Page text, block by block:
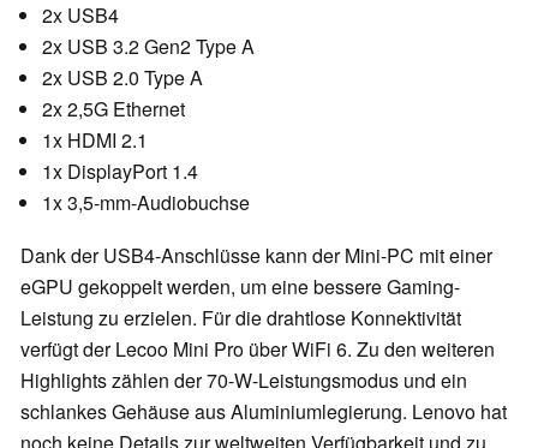
2x USB4
2x USB 3.2 Gen2 Type A
2x USB 2.0 Type A
2x 2,5G Ethernet
1x HDMI 2.1
1x DisplayPort 1.4
1x 3,5-mm-Audiobuchse
Dank der USB4-Anschlüsse kann der Mini-PC mit einer
eGPU gekoppelt werden, um eine bessere Gaming-
Leistung zu erzielen. Für die drahtlose Konnektivität
verfügt der Lecoo Mini Pro über WiFi 6. Zu den weiteren
Highlights zählen der 70-W-Leistungsmodus und ein
schlankes Gehäuse aus Aluminiumlegierung. Lenovo hat